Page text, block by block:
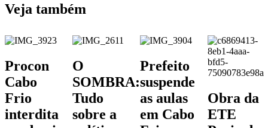
Veja também
Procon
Cabo
Frio
interdita
O
SOMBRA:
Tudo
sobre a
Prefeito
suspende
as aulas
em Cabo
Obra da
ETE